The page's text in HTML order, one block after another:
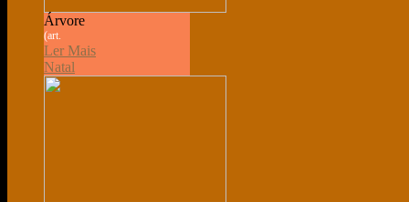
Árvore
(art.
Ler Mais
Natal